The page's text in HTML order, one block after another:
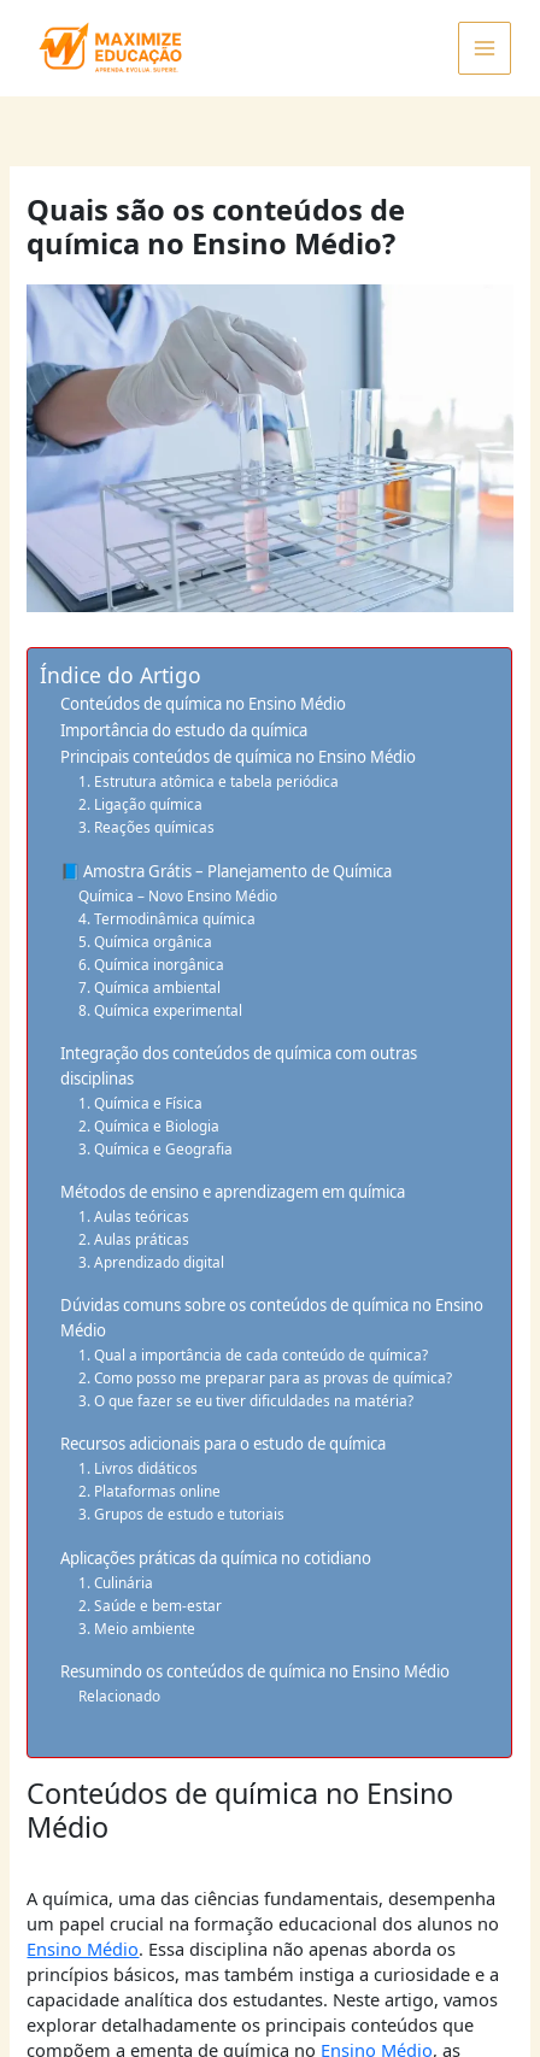
Quais são os conteúdos de
química no Ensino Médio?
Índice do Artigo
Conteúdos de química no Ensino Médio
Importância do estudo da química
Principais conteúdos de química no Ensino Médio
1. Estrutura atômica e tabela periódica
2. Ligação química
3. Reações químicas
📘 Amostra Grátis – Planejamento de Química
Química – Novo Ensino Médio
4. Termodinâmica química
5. Química orgânica
6. Química inorgânica
7. Química ambiental
8. Química experimental
Integração dos conteúdos de química com outras
disciplinas
1. Química e Física
2. Química e Biologia
3. Química e Geografia
Métodos de ensino e aprendizagem em química
1. Aulas teóricas
2. Aulas práticas
3. Aprendizado digital
Dúvidas comuns sobre os conteúdos de química no Ensino
Médio
1. Qual a importância de cada conteúdo de química?
2. Como posso me preparar para as provas de química?
3. O que fazer se eu tiver dificuldades na matéria?
Recursos adicionais para o estudo de química
1. Livros didáticos
2. Plataformas online
3. Grupos de estudo e tutoriais
Aplicações práticas da química no cotidiano
1. Culinária
2. Saúde e bem-estar
3. Meio ambiente
Resumindo os conteúdos de química no Ensino Médio
Relacionado
Conteúdos de química no Ensino
Médio
A química, uma das ciências fundamentais, desempenha
um papel crucial na formação educacional dos alunos no
Ensino Médio. Essa disciplina não apenas aborda os
princípios básicos, mas também instiga a curiosidade e a
capacidade analítica dos estudantes. Neste artigo, vamos
explorar detalhadamente os principais conteúdos que
compõem a ementa de química no Ensino Médio, as